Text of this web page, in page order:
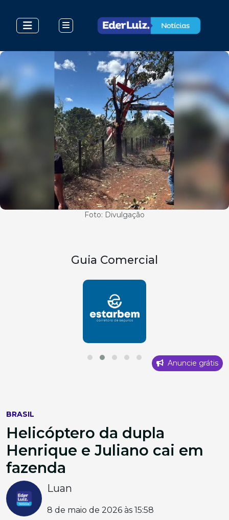
Foto: Divulgação
Guia Comercial
Anuncie grátis
BRASIL
Helicóptero da dupla
Henrique e Juliano cai em
fazenda
Luan
8 de maio de 2026 às 15:58